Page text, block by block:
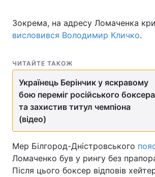
Зокрема, на адресу Ломаченка
висловився Володимир Кличко.
ЧИТАЙТЕ ТАКОЖ
Українець Берінчик у яскравому
бою переміг російського боксера
та захистив титул чемпіона
(відео)
Мер Білгород-Дністровського
Ломаченко був у рингу без
Після цього боксер відповів